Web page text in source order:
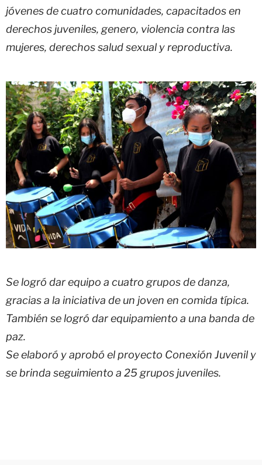
jóvenes de cuatro comunidades, capacitados en
derechos juveniles, genero, violencia contra las
mujeres, derechos salud sexual y reproductiva.
Se logró dar equipo a cuatro grupos de danza,
gracias a la iniciativa de un joven en comida típica.
También se logró dar equipamiento a una banda de
paz.
Se elaboró y aprobó el proyecto Conexión Juvenil y
se brinda seguimiento a 25 grupos juveniles.